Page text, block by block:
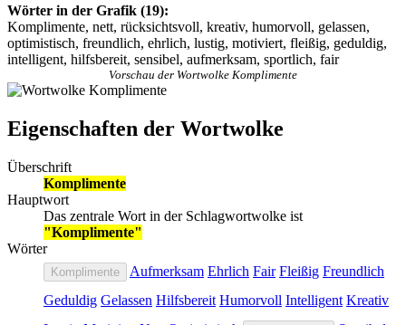
Wörter in der Grafik (19):
Komplimente, nett, rücksichtsvoll, kreativ, humorvoll, gelassen,
optimistisch, freundlich, ehrlich, lustig, motiviert, fleißig, geduldig,
intelligent, hilfsbereit, sensibel, aufmerksam, sportlich, fair
Vorschau der Wortwolke Komplimente
Eigenschaften der Wortwolke
Überschrift
Komplimente
Hauptwort
Das zentrale Wort in der Schlagwortwolke ist
"Komplimente"
Wörter
Komplimente Aufmerksam Ehrlich Fair Fleißig Freundlich
Geduldig Gelassen Hilfsbereit Humorvoll Intelligent Kreativ